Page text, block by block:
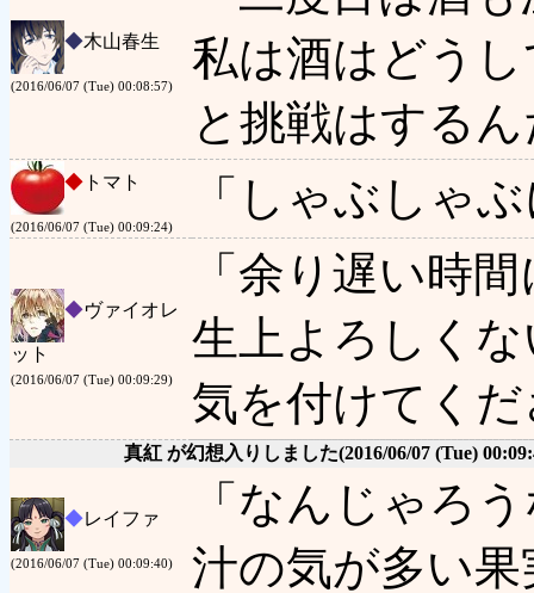
◆木山春生
(2016/06/07 (Tue) 00:08:57)
私は酒はどう
と挑戦はする
◆ トマト
(2016/06/07 (Tue) 00:09:24)
「しゃぶしゃ
◆ヴァイオレ
ット
(2016/06/07 (Tue) 00:09:29)
「余り遅い時
生上よろしく
気を付けてく
真紅 が幻想入りしました(2016/06/07 (Tue)
◆レイファ
(2016/06/07 (Tue) 00:09:40)
「なんじゃろ
汁の気が多い